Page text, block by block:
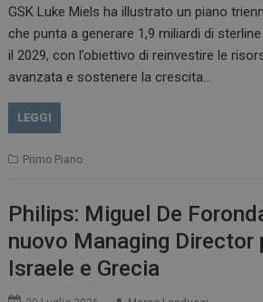
GSK Luke Miels ha illustrato un piano
che punta a generare 1,9 miliardi di
il 2029, con l’obiettivo di reinvestire le
avanzata e sostenere la crescita…
LEGGI
Primo Piano
Philips: Miguel De
nuovo Managing Director
Israele e Grecia